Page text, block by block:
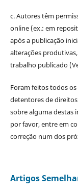
c. Autores têm
online (ex.: em
após a publicação
alterações
trabalho publicado
Foram feitos todos
detentores de
sobre alguma destas
por favor, entre em
correção num dos
Artigos